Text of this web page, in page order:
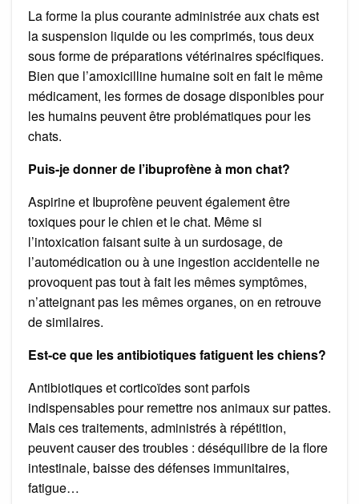
La forme la plus courante administrée aux chats est
la suspension liquide ou les comprimés, tous deux
sous forme de préparations vétérinaires spécifiques.
Bien que l’amoxicilline humaine soit en fait le même
médicament, les formes de dosage disponibles pour
les humains peuvent être problématiques pour les
chats.
Puis-je donner de l’ibuprofène à mon chat?
Aspirine et Ibuprofène peuvent également être
toxiques pour le chien et le chat. Même si
l’intoxication faisant suite à un surdosage, de
l’automédication ou à une ingestion accidentelle ne
provoquent pas tout à fait les mêmes symptômes,
n’atteignant pas les mêmes organes, on en retrouve
de similaires.
Est-ce que les antibiotiques fatiguent les chiens?
Antibiotiques et corticoïdes sont parfois
indispensables pour remettre nos animaux sur pattes.
Mais ces traitements, administrés à répétition,
peuvent causer des troubles : déséquilibre de la flore
intestinale, baisse des défenses immunitaires,
fatigue…